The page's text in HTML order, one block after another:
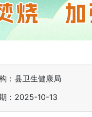
：县卫生健康局
：2025-10-13